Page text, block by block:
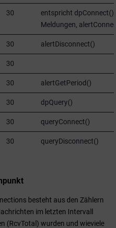
30
entspricht dpConnect()
Meldungen,
30 alertDisconnect()
30
30 alertGetPeriod()
30 dpQuery()
30 queryConnect()
30 queryDisconnect()
besteht aus den Zählern
im letzten Intervall
(RcvTotal) wurden und wieviele